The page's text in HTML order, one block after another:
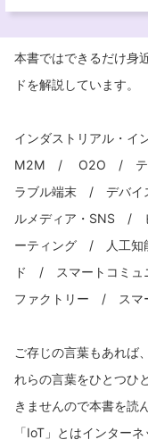
本書ではできるだけ身
ドを解説しています。
インダストリアル・
M2M / O2O / テ
ラブル端末 / デバ
ルメディア・SNS /
ーティング / 人工知
ド / スマートコミ
ファクトリー / スマ
ご存じの言葉もあれば
れらの言葉をひとつひ
きませんので本書を読
「IoT」とはインター